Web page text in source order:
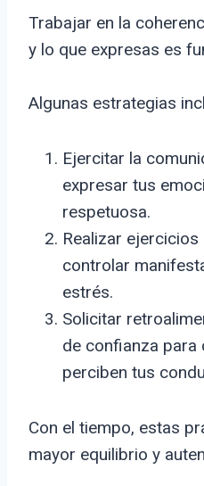
Trabajar en la
y lo que expresas es
Algunas estrategias
Ejercitar la
expresar tus
respetuosa.
Realizar
controlar
estrés.
Solicitar
de confianza para
perciben tus
Con el tiempo, estas
mayor equilibrio y